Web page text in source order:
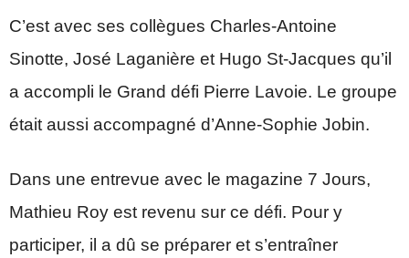
C’est avec ses collègues Charles-Antoine
Sinotte, José Laganière et Hugo St-Jacques qu’il
a accompli le Grand défi Pierre Lavoie. Le groupe
était aussi accompagné d’Anne-Sophie Jobin.
Dans une entrevue avec le magazine 7 Jours,
Mathieu Roy est revenu sur ce défi. Pour y
participer, il a dû se préparer et s’entraîner